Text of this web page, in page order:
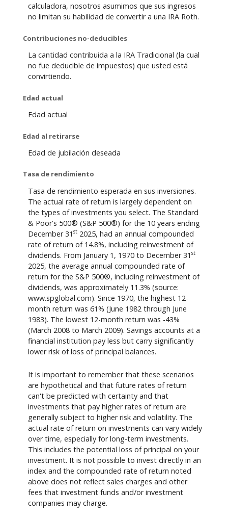
calculadora, nosotros asumimos que sus ingresos
no limitan su habilidad de convertir a una IRA Roth.
Contribuciones no-deducibles
La cantidad contribuida a la IRA Tradicional (la cual
no fue deducible de impuestos) que usted está
convirtiendo.
Edad actual
Edad actual
Edad al retirarse
Edad de jubilación deseada
Tasa de rendimiento
Tasa de rendimiento esperada en sus inversiones.
The actual rate of return is largely dependent on
the types of investments you select. The Standard
& Poor's 500® (S&P 500®) for the 10 years ending
December 31 st 2025, had an annual compounded
rate of return of 14.8%, including reinvestment of
dividends. From January 1, 1970 to December 31 st
2025, the average annual compounded rate of
return for the S&P 500®, including reinvestment of
dividends, was approximately 11.3% (source:
www.spglobal.com). Since 1970, the highest 12-
month return was 61% (June 1982 through June
1983). The lowest 12-month return was -43%
(March 2008 to March 2009). Savings accounts at a
financial institution pay less but carry significantly
lower risk of loss of principal balances.
It is important to remember that these scenarios
are hypothetical and that future rates of return
can't be predicted with certainty and that
investments that pay higher rates of return are
generally subject to higher risk and volatility. The
actual rate of return on investments can vary widely
over time, especially for long-term investments.
This includes the potential loss of principal on your
investment. It is not possible to invest directly in an
index and the compounded rate of return noted
above does not reflect sales charges and other
fees that investment funds and/or investment
companies may charge.